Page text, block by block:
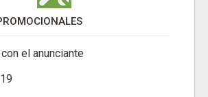
el anunciante